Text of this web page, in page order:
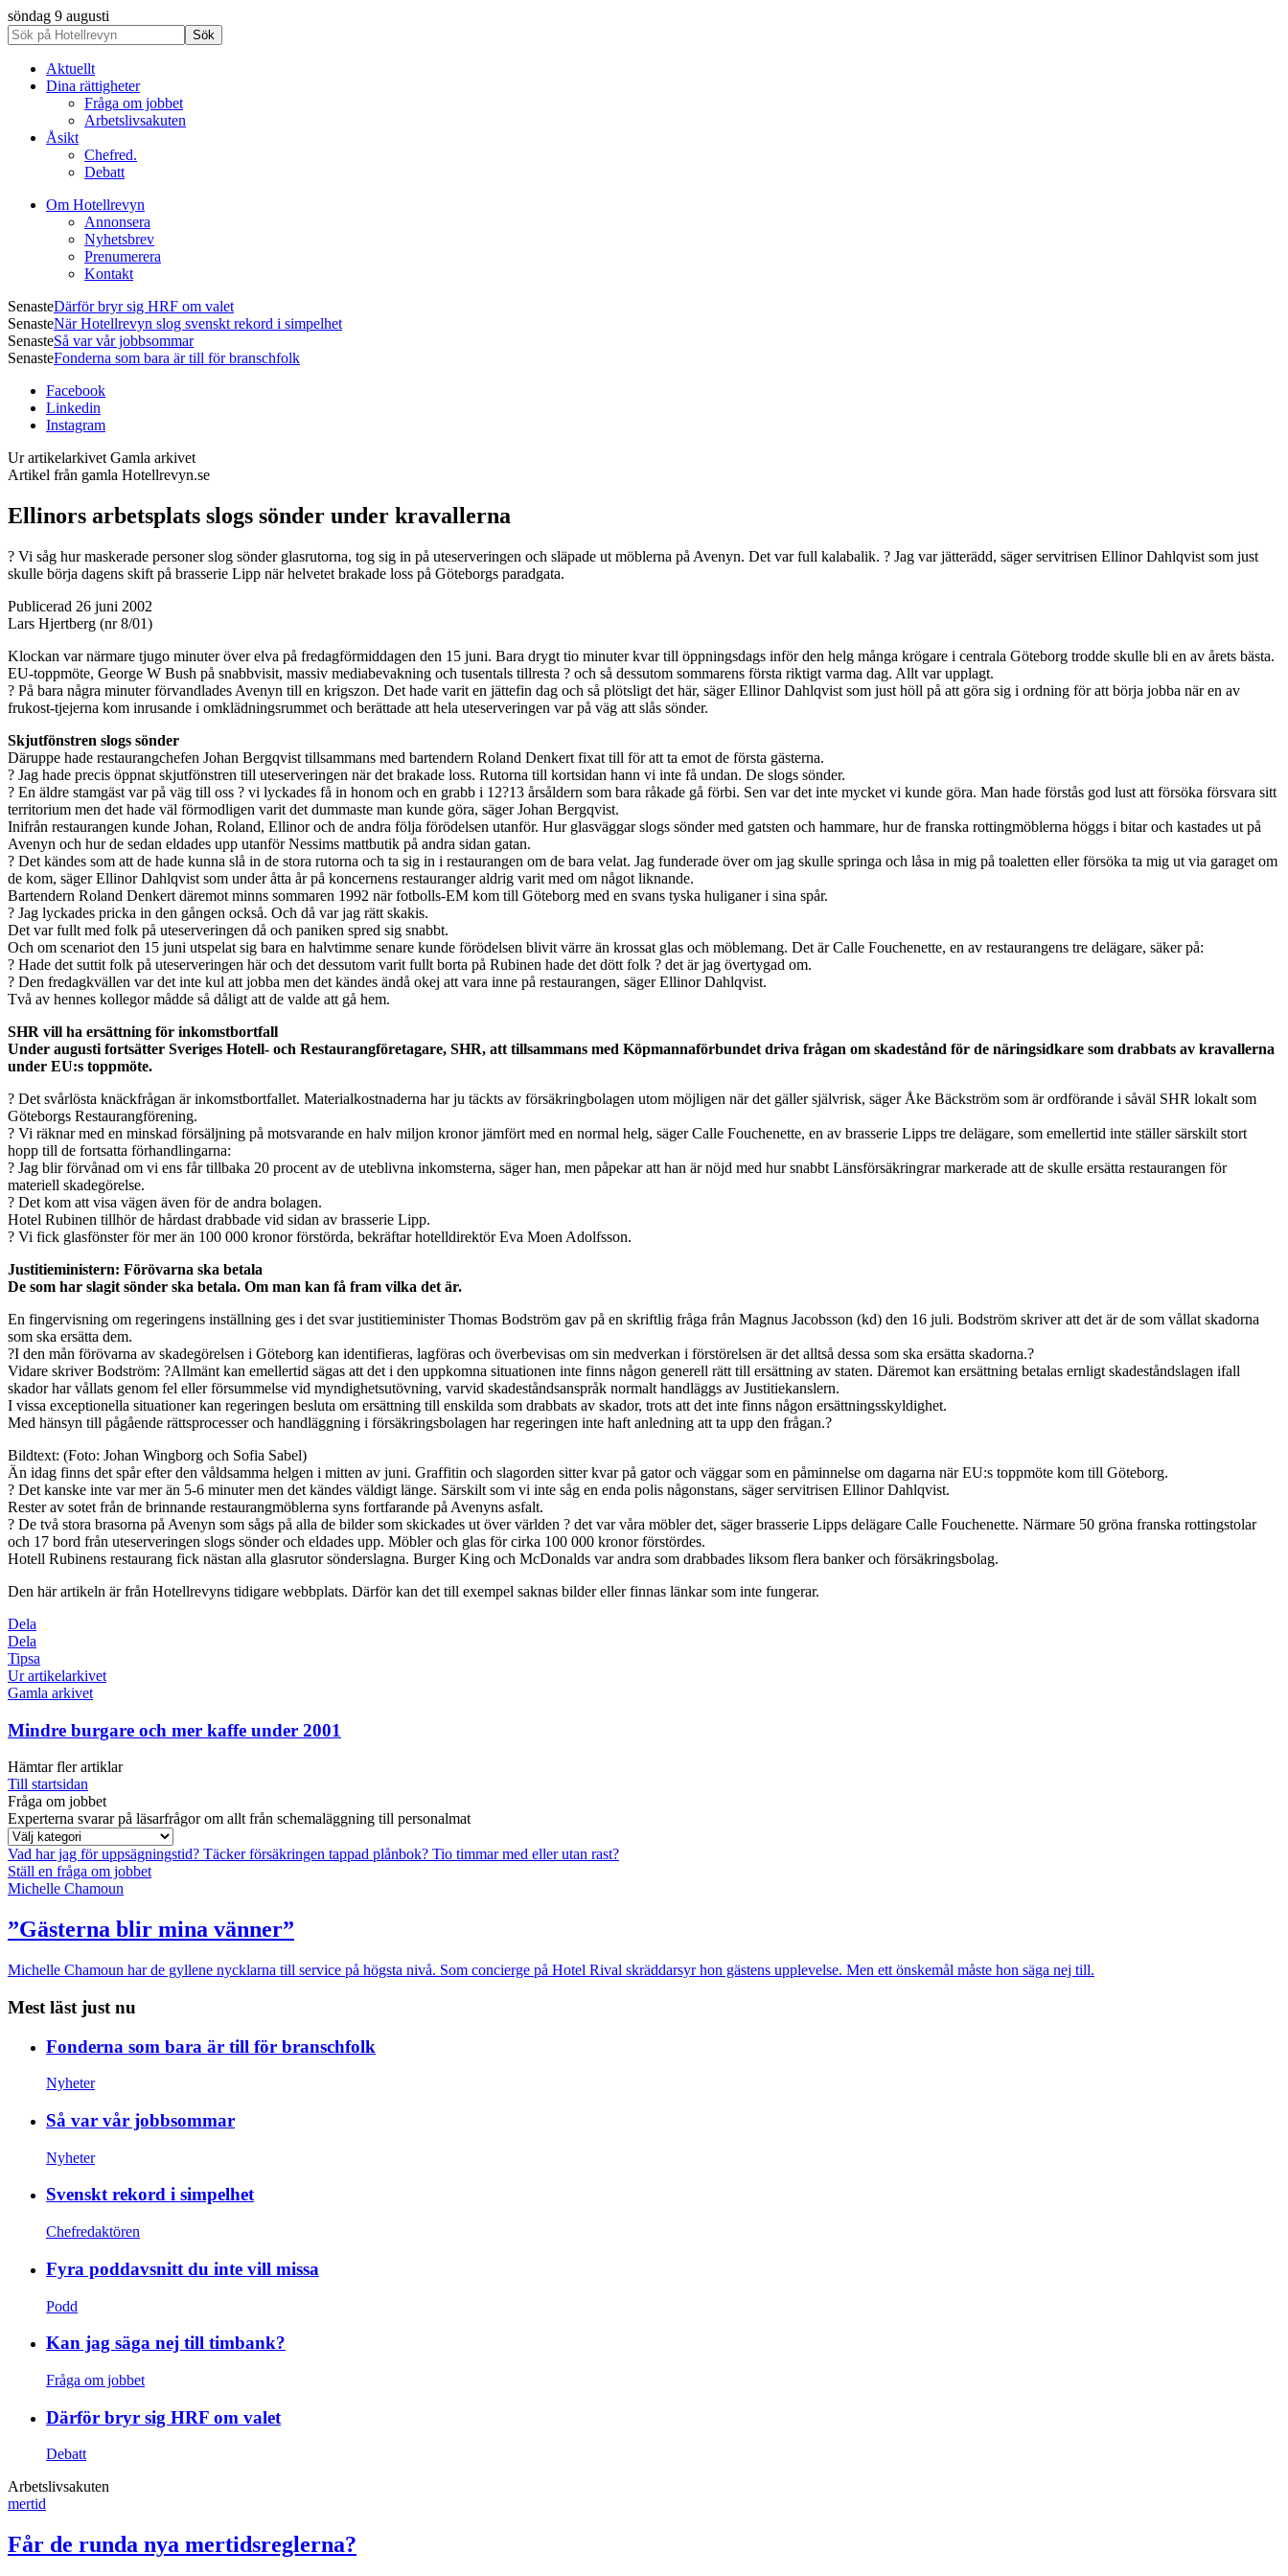
söndag 9 augusti
Aktuellt
Dina rättigheter
Fråga om jobbet
Arbetslivsakuten
Åsikt
Chefred.
Debatt
Om Hotellrevyn
Annonsera
Nyhetsbrev
Prenumerera
Kontakt
SenasteDärför bryr sig HRF om valet
SenasteNär Hotellrevyn slog svenskt rekord i simpelhet
SenasteSå var vår jobbsommar
SenasteFonderna som bara är till för branschfolk
Facebook
Linkedin
Instagram
Ur artikelarkivet Gamla arkivet
Artikel från gamla Hotellrevyn.se
Ellinors arbetsplats slogs sönder under kravallerna
? Vi såg hur maskerade personer slog sönder glasrutorna, tog sig in på uteserveringen och släpade ut möblerna på Avenyn. Det var full kalabalik. ? Jag var jätterädd, säger servitrisen Ellinor Dahlqvist som just
skulle börja dagens skift på brasserie Lipp när helvetet brakade loss på Göteborgs paradgata.
Publicerad 26 juni 2002
Lars Hjertberg (nr 8/01)
Klockan var närmare tjugo minuter över elva på fredagförmiddagen den 15 juni. Bara drygt tio minuter kvar till öppningsdags inför den helg många krögare i centrala Göteborg trodde skulle bli en av årets bästa.
EU-toppmöte, George W Bush på snabbvisit, massiv mediabevakning och tusentals tillresta ? och så dessutom sommarens första riktigt varma dag. Allt var upplagt.
? På bara några minuter förvandlades Avenyn till en krigszon. Det hade varit en jättefin dag och så plötsligt det här, säger Ellinor Dahlqvist som just höll på att göra sig i ordning för att börja jobba när en av
frukost-tjejerna kom inrusande i omklädningsrummet och berättade att hela uteserveringen var på väg att slås sönder.
Skjutfönstren slogs sönder
Däruppe hade restaurangchefen Johan Bergqvist tillsammans med bartendern Roland Denkert fixat till för att ta emot de första gästerna.
? Jag hade precis öppnat skjutfönstren till uteserveringen när det brakade loss. Rutorna till kortsidan hann vi inte få undan. De slogs sönder.
? En äldre stamgäst var på väg till oss ? vi lyckades få in honom och en grabb i 12?13 årsåldern som bara råkade gå förbi. Sen var det inte mycket vi kunde göra. Man hade förstås god lust att försöka försvara sitt
territorium men det hade väl förmodligen varit det dummaste man kunde göra, säger Johan Bergqvist.
Inifrån restaurangen kunde Johan, Roland, Ellinor och de andra följa förödelsen utanför. Hur glasväggar slogs sönder med gatsten och hammare, hur de franska rottingmöblerna höggs i bitar och kastades ut på
Avenyn och hur de sedan eldades upp utanför Nessims mattbutik på andra sidan gatan.
? Det kändes som att de hade kunna slå in de stora rutorna och ta sig in i restaurangen om de bara velat. Jag funderade över om jag skulle springa och låsa in mig på toaletten eller försöka ta mig ut via garaget om
de kom, säger Ellinor Dahlqvist som under åtta år på koncernens restauranger aldrig varit med om något liknande.
Bartendern Roland Denkert däremot minns sommaren 1992 när fotbolls-EM kom till Göteborg med en svans tyska huliganer i sina spår.
? Jag lyckades pricka in den gången också. Och då var jag rätt skakis.
Det var fullt med folk på uteserveringen då och paniken spred sig snabbt.
Och om scenariot den 15 juni utspelat sig bara en halvtimme senare kunde förödelsen blivit värre än krossat glas och möblemang. Det är Calle Fouchenette, en av restaurangens tre delägare, säker på:
? Hade det suttit folk på uteserveringen här och det dessutom varit fullt borta på Rubinen hade det dött folk ? det är jag övertygad om.
? Den fredagkvällen var det inte kul att jobba men det kändes ändå okej att vara inne på restaurangen, säger Ellinor Dahlqvist.
Två av hennes kollegor mådde så dåligt att de valde att gå hem.
SHR vill ha ersättning för inkomstbortfall
Under augusti fortsätter Sveriges Hotell- och Restaurangföretagare, SHR, att tillsammans med Köpmannaförbundet driva frågan om skadestånd för de näringsidkare som drabbats av kravallerna
under EU:s toppmöte.
? Det svårlösta knäckfrågan är inkomstbortfallet. Materialkostnaderna har ju täckts av försäkringbolagen utom möjligen när det gäller självrisk, säger Åke Bäckström som är ordförande i såväl SHR lokalt som
Göteborgs Restaurangförening.
? Vi räknar med en minskad försäljning på motsvarande en halv miljon kronor jämfört med en normal helg, säger Calle Fouchenette, en av brasserie Lipps tre delägare, som emellertid inte ställer särskilt stort
hopp till de fortsatta förhandlingarna:
? Jag blir förvånad om vi ens får tillbaka 20 procent av de uteblivna inkomsterna, säger han, men påpekar att han är nöjd med hur snabbt Länsförsäkringrar markerade att de skulle ersätta restaurangen för
materiell skadegörelse.
? Det kom att visa vägen även för de andra bolagen.
Hotel Rubinen tillhör de hårdast drabbade vid sidan av brasserie Lipp.
? Vi fick glasfönster för mer än 100 000 kronor förstörda, bekräftar hotelldirektör Eva Moen Adolfsson.
Justitieministern: Förövarna ska betala
De som har slagit sönder ska betala. Om man kan få fram vilka det är.
En fingervisning om regeringens inställning ges i det svar justitieminister Thomas Bodström gav på en skriftlig fråga från Magnus Jacobsson (kd) den 16 juli. Bodström skriver att det är de som vållat skadorna
som ska ersätta dem.
?I den mån förövarna av skadegörelsen i Göteborg kan identifieras, lagföras och överbevisas om sin medverkan i förstörelsen är det alltså dessa som ska ersätta skadorna.?
Vidare skriver Bodström: ?Allmänt kan emellertid sägas att det i den uppkomna situationen inte finns någon generell rätt till ersättning av staten. Däremot kan ersättning betalas ernligt skadeståndslagen ifall
skador har vållats genom fel eller försummelse vid myndighetsutövning, varvid skadeståndsanspråk normalt handläggs av Justitiekanslern.
I vissa exceptionella situationer kan regeringen besluta om ersättning till enskilda som drabbats av skador, trots att det inte finns någon ersättningsskyldighet.
Med hänsyn till pågående rättsprocesser och handläggning i försäkringsbolagen har regeringen inte haft anledning att ta upp den frågan.?
Bildtext: (Foto: Johan Wingborg och Sofia Sabel)
Än idag finns det spår efter den våldsamma helgen i mitten av juni. Graffitin och slagorden sitter kvar på gator och väggar som en påminnelse om dagarna när EU:s toppmöte kom till Göteborg.
? Det kanske inte var mer än 5-6 minuter men det kändes väldigt länge. Särskilt som vi inte såg en enda polis någonstans, säger servitrisen Ellinor Dahlqvist.
Rester av sotet från de brinnande restaurangmöblerna syns fortfarande på Avenyns asfalt.
? De två stora brasorna på Avenyn som sågs på alla de bilder som skickades ut över världen ? det var våra möbler det, säger brasserie Lipps delägare Calle Fouchenette. Närmare 50 gröna franska rottingstolar
och 17 bord från uteserveringen slogs sönder och eldades upp. Möbler och glas för cirka 100 000 kronor förstördes.
Hotell Rubinens restaurang fick nästan alla glasrutor sönderslagna. Burger King och McDonalds var andra som drabbades liksom flera banker och försäkringsbolag.
Den här artikeln är från Hotellrevyns tidigare webbplats. Därför kan det till exempel saknas bilder eller finnas länkar som inte fungerar.
Dela
Dela
Tipsa
Ur artikelarkivet
Gamla arkivet
Mindre burgare och mer kaffe under 2001
Hämtar fler artiklar
Till startsidan
Fråga om jobbet
Experterna svarar på läsarfrågor om allt från schemaläggning till personalmat
Vad har jag för uppsägningstid? Täcker försäkringen tappad plånbok? Tio timmar med eller utan rast?
Ställ en fråga om jobbet
Michelle Chamoun
”Gästerna blir mina vänner”
Michelle Chamoun har de gyllene nycklarna till service på högsta nivå. Som concierge på Hotel Rival skräddarsyr hon gästens upp­levelse. Men ett önskemål måste hon säga nej till.
Mest läst just nu
Fonderna som bara är till för branschfolk
Nyheter
Så var vår jobbsommar
Nyheter
Svenskt rekord i simpelhet
Chefredaktören
Fyra poddavsnitt du inte vill missa
Podd
Kan jag säga nej till timbank?
Fråga om jobbet
Därför bryr sig HRF om valet
Debatt
Arbetslivsakuten
mertid
Får de runda nya mertidsreglerna?